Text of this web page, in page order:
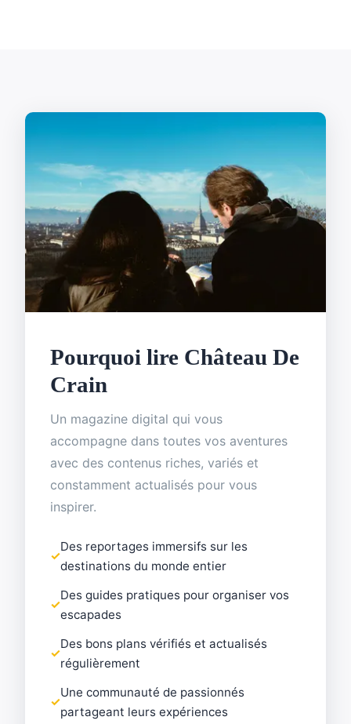
Pourquoi lire Château De
Crain
Un magazine digital qui vous
accompagne dans toutes vos aventures
avec des contenus riches, variés et
constamment actualisés pour vous
inspirer.
Des reportages immersifs sur les
destinations du monde entier
Des guides pratiques pour organiser vos
escapades
Des bons plans vérifiés et actualisés
régulièrement
Une communauté de passionnés
partageant leurs expériences